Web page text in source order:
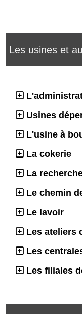
Les usines et
Usines
L'usine à
La cokerie
La
Le chemin
Le lavoir
Les ateliers
Les
Les filiales